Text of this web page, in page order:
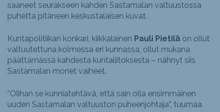
saaneet seurakseen kahden Sastamalan valtuustossa
puhetta pitäneen keskustalaisen kuvat.
Kuntapolitiikan konkari, kiikkalainen Pauli Pietilä on ollut
valtuutettuna kolmessa eri kunnassa, ollut mukana
päättämässä kahdesta kuntaliitoksesta – nähnyt siis
Sastamalan monet vaiheet.
”Olihan se kunniatehtävä, että sain olla ensimmäinen
uuden Sastamalan valtuuston puheenjohtaja”, tuumaa